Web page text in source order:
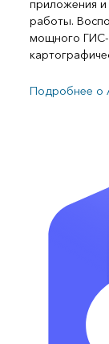
приложения
работы.
мощного ГИС-
Подробнее о